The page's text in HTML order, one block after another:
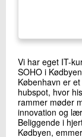
Vi har eget IT-
SOHO i
København er
hubspot, hvor
rammer møder
innovation og
Beliggende i
Kødbyen,